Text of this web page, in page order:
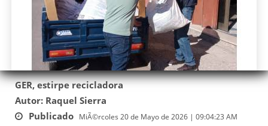
GER, estirpe recicladora
Autor: Raquel Sierra
Publicado MiÃ©rcoles 20 de Mayo de 2026 | 09:04:23 AM